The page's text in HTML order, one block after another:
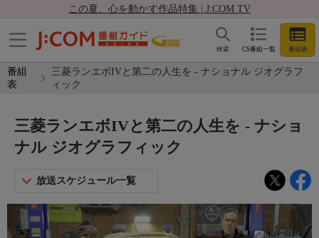
この夏、心を動かす作品特集 | J:COM TV
CS番組一覧 番組表
検索
番組
表
三菱ランエボIVと第二の人生を - ナショナル ジオグラフ
ィック
三菱ランエボIVと第二の人生を - ナショ
ナル ジオグラフィック
放送スケジュール一覧